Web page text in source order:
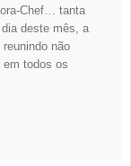
Chef… tanta
deste mês, a
não
em todos os